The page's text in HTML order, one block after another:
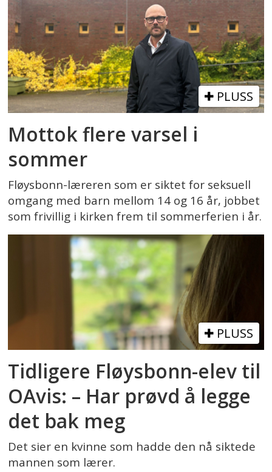
PLUSS
Mottok flere varsel i
sommer
Fløysbonn-læreren som er siktet for seksuell
omgang med barn mellom 14 og 16 år, jobbet
som frivillig i kirken frem til sommerferien i år.
PLUSS
Tidligere Fløysbonn-elev til
OAvis: – Har prøvd å legge
det bak meg
Det sier en kvinne som hadde den nå siktede
mannen som lærer.